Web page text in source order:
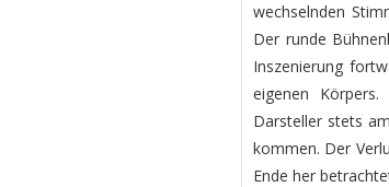
wechselnden
Der runde
Inszenierung
eigenen
Darsteller stets
kommen. Der
Ende her